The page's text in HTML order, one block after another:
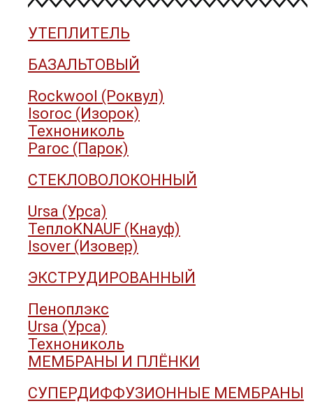
УТЕПЛИТЕЛЬ
БАЗАЛЬТОВЫЙ
Rockwool (Роквул)
Isoroc (Изорок)
Технониколь
Paroc (Парок)
СТЕКЛОВОЛОКОННЫЙ
Ursa (Урса)
ТеплоKNAUF (Кнауф)
Isover (Изовер)
ЭКСТРУДИРОВАННЫЙ
Пеноплэкс
Ursa (Урса)
Технониколь
МЕМБРАНЫ И ПЛЁНКИ
СУПЕРДИФФУЗИОННЫЕ МЕМБРАНЫ